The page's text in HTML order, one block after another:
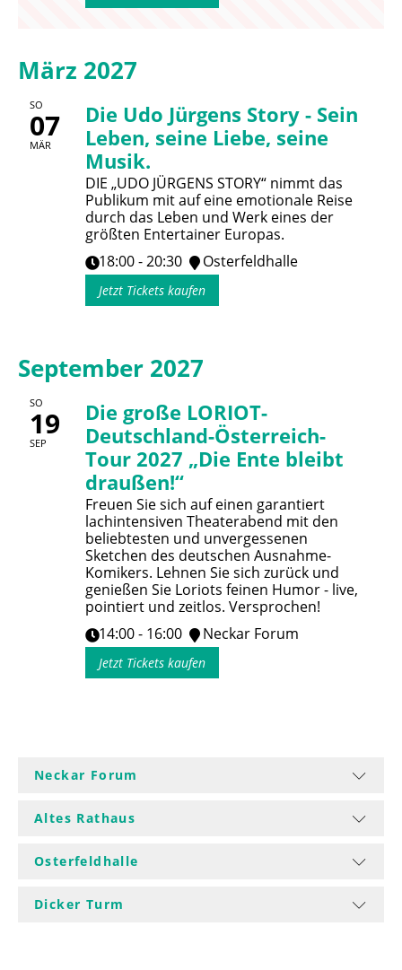
März 2027
SO
07
MÄR
Die Udo Jürgens Story - Sein
Leben, seine Liebe, seine
Musik.
DIE „UDO JÜRGENS STORY“ nimmt das
Publikum mit auf eine emotionale Reise
durch das Leben und Werk eines der
größten Entertainer Europas.
18:00 - 20:30
Osterfeldhalle
Jetzt Tickets kaufen
September 2027
SO
19
SEP
Die große LORIOT-
Deutschland-Österreich-
Tour 2027 „Die Ente bleibt
draußen!“
Freuen Sie sich auf einen garantiert
lachintensiven Theaterabend mit den
beliebtesten und unvergessenen
Sketchen des deutschen Ausnahme-
Komikers. Lehnen Sie sich zurück und
genießen Sie Loriots feinen Humor - live,
pointiert und zeitlos. Versprochen!
14:00 - 16:00
Neckar Forum
Jetzt Tickets kaufen
Neckar Forum
Altes Rathaus
Osterfeldhalle
Dicker Turm